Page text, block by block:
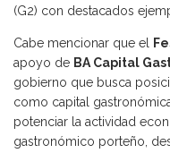
(G2) con destacados
Cabe mencionar que el
apoyo de BA Capital
gobierno que busca
como capital
potenciar la actividad
gastronómico porteño,